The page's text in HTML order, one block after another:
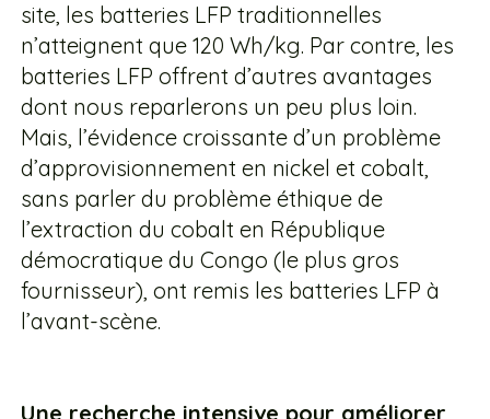
site, les batteries LFP traditionnelles
n’atteignent que 120 Wh/kg. Par contre, les
batteries LFP offrent d’autres avantages
dont nous reparlerons un peu plus loin.
Mais, l’évidence croissante d’un problème
d’approvisionnement en nickel et cobalt,
sans parler du problème éthique de
l’extraction du cobalt en République
démocratique du Congo (le plus gros
fournisseur), ont remis les batteries LFP à
l’avant-scène.
Une recherche intensive pour améliorer